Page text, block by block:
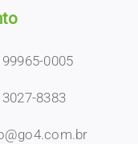
0005
8383